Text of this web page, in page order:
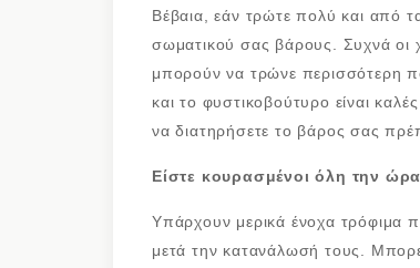
Βέβαια, εάν τρώτε πολύ και από
σωματικού σας βάρους. Συχνά οι
μπορούν να τρώνε περισσότερη
και το φυστικοβούτυρο είναι
να διατηρήσετε το βάρος σας
Είστε κουρασμένοι όλη την ώρα
Υπάρχουν μερικά ένοχα τρόφιμα
μετά την κατανάλωσή τους.